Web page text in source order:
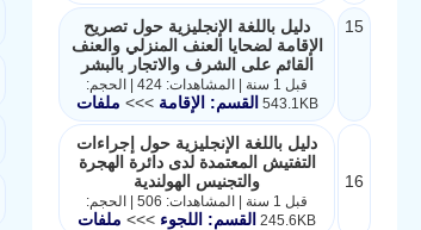
15
دليل باللغة الإنجليزية حول تصريح
الإقامة لضحايا العنف المنزلي والعنف
القائم على الشرف والاتجار بالبشر
قبل 1 سنة | المشاهدات: 424 | الحجم:
543.1KB القسم: الإقامة>>> ملفات
16
دليل باللغة الإنجليزية حول إجراءات
التفتيش المعتمدة لدى دائرة الهجرة
والتجنيس الهولندية
قبل 1 سنة | المشاهدات: 506 | الحجم:
245.6KB القسم: اللجوء >>> ملفات